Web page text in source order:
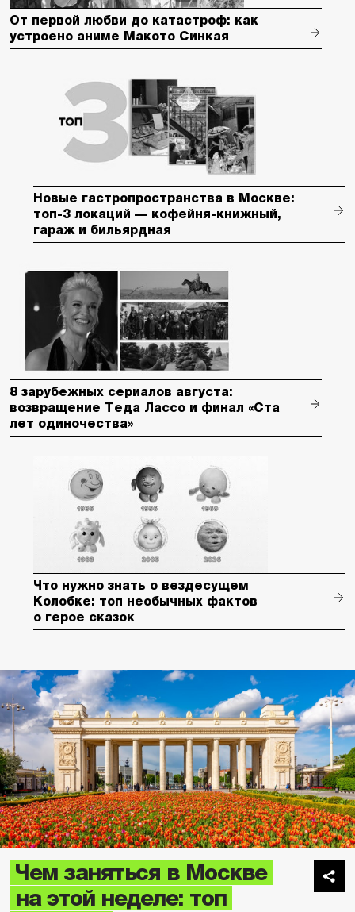
От первой любви до катастроф: как
устроено аниме Макото Синкая
Новые гастропространства в Москве:
топ-3 локаций — кофейня-книжный,
гараж и бильярдная
8 зарубежных сериалов августа:
возвращение Теда Лассо и финал «Ста
лет одиночества»
Что нужно знать о вездесущем
Колобке: топ необычных фактов
о герое сказок
Чем заняться в Москве
на этой неделе: топ